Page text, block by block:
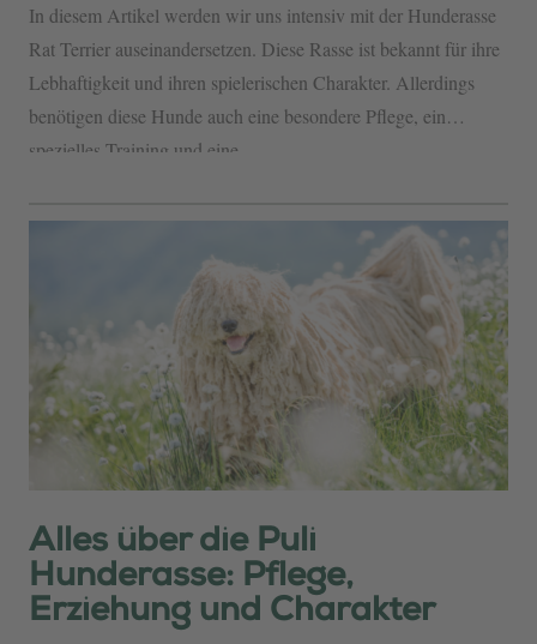
In diesem Artikel werden wir uns intensiv mit der Hunderasse
Rat Terrier auseinandersetzen. Diese Rasse ist bekannt für ihre
Lebhaftigkeit und ihren spielerischen Charakter. Allerdings
benötigen diese Hunde auch eine besondere Pflege, ein
spezielles Training und eine...
Alles über die Puli
Hunderasse: Pflege,
Erziehung und Charakter